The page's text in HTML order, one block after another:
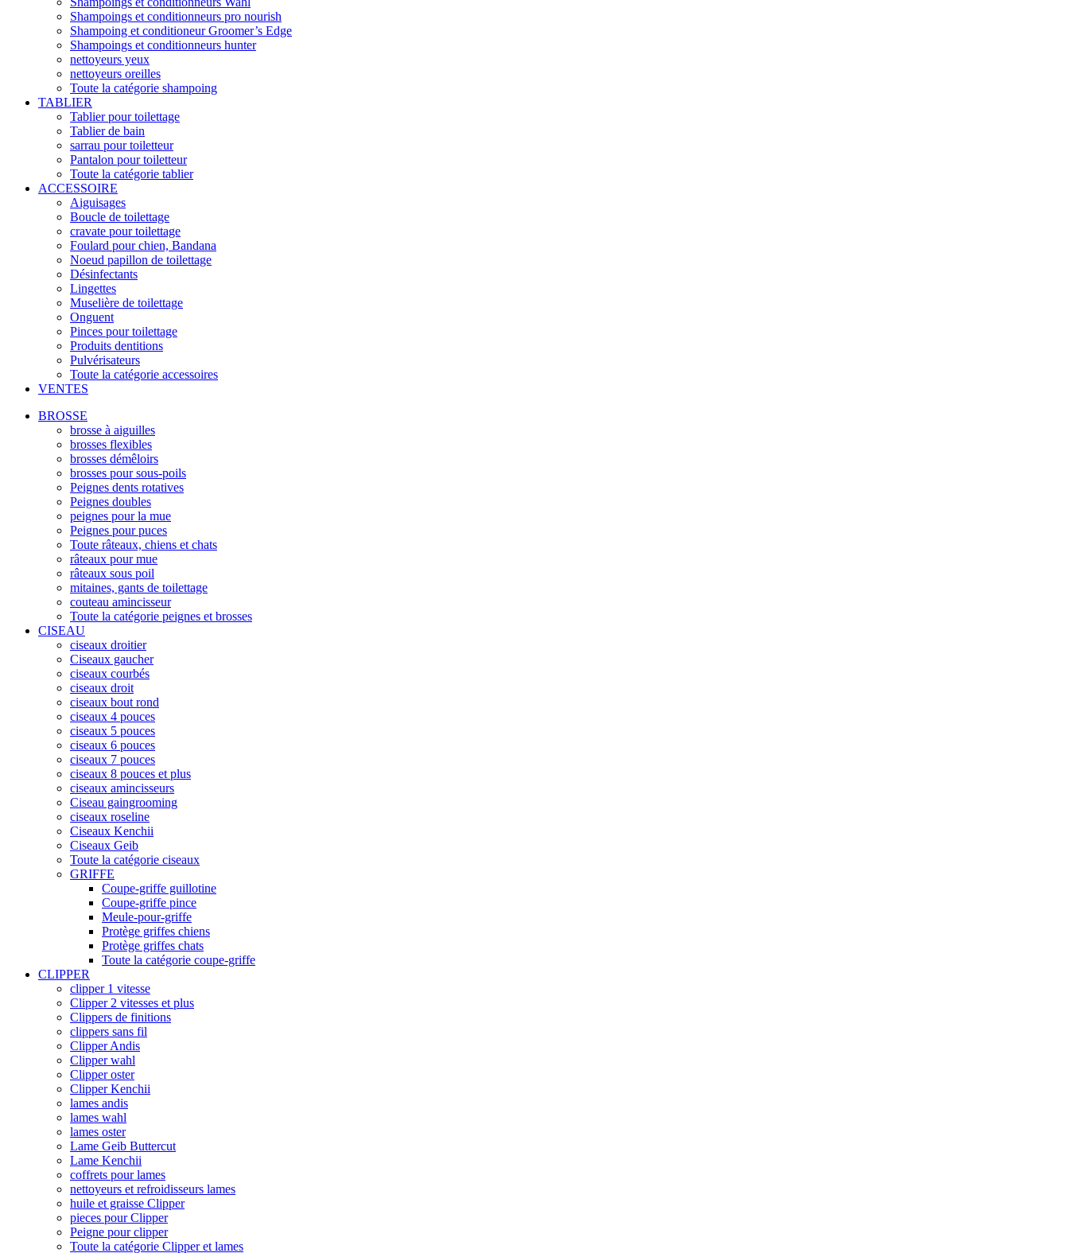
Shampoings et conditionneurs pro nourish
Shampoing et conditioneur Groomer’s Edge
Shampoings et conditionneurs hunter
nettoyeurs yeux
nettoyeurs oreilles
Toute la catégorie shampoing
TABLIER
Tablier pour toilettage
Tablier de bain
sarrau pour toiletteur
Pantalon pour toiletteur
Toute la catégorie tablier
ACCESSOIRE
Aiguisages
Boucle de toilettage
cravate pour toilettage
Foulard pour chien, Bandana
Noeud papillon de toilettage
Désinfectants
Lingettes
Muselière de toilettage
Onguent
Pinces pour toilettage
Produits dentitions
Pulvérisateurs
Toute la catégorie accessoires
VENTES
BROSSE
brosse à aiguilles
brosses flexibles
brosses démêloirs
brosses pour sous-poils
Peignes dents rotatives
Peignes doubles
peignes pour la mue
Peignes pour puces
Toute râteaux, chiens et chats
râteaux pour mue
râteaux sous poil
mitaines, gants de toilettage
couteau amincisseur
Toute la catégorie peignes et brosses
CISEAU
ciseaux droitier
Ciseaux gaucher
ciseaux courbés
ciseaux droit
ciseaux bout rond
ciseaux 4 pouces
ciseaux 5 pouces
ciseaux 6 pouces
ciseaux 7 pouces
ciseaux 8 pouces et plus
ciseaux amincisseurs
Ciseau gaingrooming
ciseaux roseline
Ciseaux Kenchii
Ciseaux Geib
Toute la catégorie ciseaux
GRIFFE
Coupe-griffe guillotine
Coupe-griffe pince
Meule-pour-griffe
Protège griffes chiens
Protège griffes chats
Toute la catégorie coupe-griffe
CLIPPER
clipper 1 vitesse
Clipper 2 vitesses et plus
Clippers de finitions
clippers sans fil
Clipper Andis
Clipper wahl
Clipper oster
Clipper Kenchii
lames andis
lames wahl
lames oster
Lame Geib Buttercut
Lame Kenchii
coffrets pour lames
nettoyeurs et refroidisseurs lames
huile et graisse Clipper
pieces pour Clipper
Peigne pour clipper
Toute la catégorie Clipper et lames